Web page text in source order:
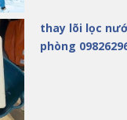
thay lõi lọc
phòng